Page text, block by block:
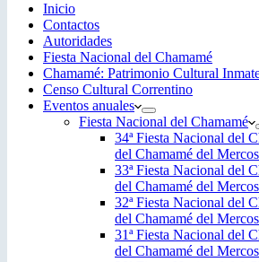
Inicio
Contactos
Autoridades
Fiesta Nacional del Chamamé
Chamamé: Patrimonio Cultural
Censo Cultural Correntino
Eventos anuales
Fiesta Nacional del Chamamé
34ª Fiesta Nacional del
del Chamamé del
33ª Fiesta Nacional del
del Chamamé del
32ª Fiesta Nacional del
del Chamamé del
31ª Fiesta Nacional del
del Chamamé del